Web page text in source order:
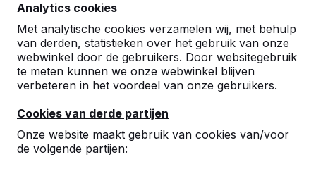
Analytics cookies
Met analytische cookies verzamelen wij, met behulp
van derden, statistieken over het gebruik van onze
webwinkel door de gebruikers. Door websitegebruik
te meten kunnen we onze webwinkel blijven
verbeteren in het voordeel van onze gebruikers.
Cookies van derde partijen
Onze website maakt gebruik van cookies van/voor
de volgende partijen:
Betonnen tafeltennistafels,
bankjes en speltafels.
robuuste spel- en speeltafels.
Bekijk onze tafels -->